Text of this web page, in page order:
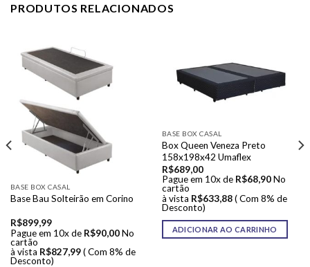
PRODUTOS RELACIONADOS
BASE BOX CASAL
Base Bau Solteirão em Corino
R$899,99
Pague em 10x de R$90,00 No
cartão
à vista R$827,99 ( Com 8% de
Desconto)
BASE BOX CASAL
Box Queen Veneza Preto
158x198x42 Umaflex
R$689,00
Pague em 10x de R$68,90 No
cartão
à vista R$633,88 ( Com 8% de
Desconto)
ADICIONAR AO CARRINHO